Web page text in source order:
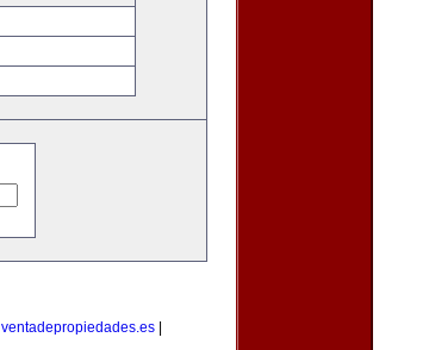
ventadepropiedades.es|